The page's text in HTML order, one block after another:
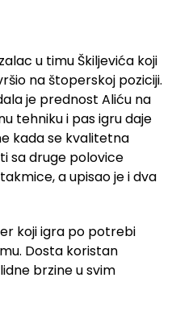
u timu Škiljevića koji
na štoperskoj poziciji.
je prednost Aliću na
tehniku i pas igru daje
kada se kvalitetna
sa druge polovice
a upisao je i dva
koji igra po potrebi
Dosta koristan
brzine u svim